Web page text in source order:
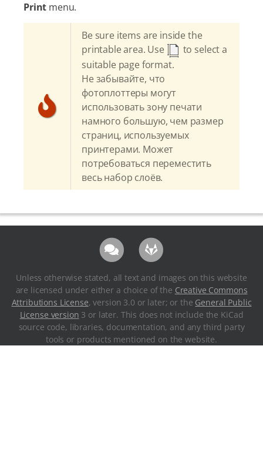
Print menu.
Be sure items are inside the
printable area. Use
to select a
suitable page format.
Не забывайте, что
фотоплоттеры могут
использовать зону печати
намного большую, чем размер
страниц, используемых
принтерами. Может
потребоваться переместить
весь набор слоёв.
Unless otherwise stated, all text and images on this website
are licensed under either a choice of the Creative Commons
Attributions License, version 3.0 or later; or the General Public
License version 3 or later. This does not include the KiCad
source code, libraries, documentation, and any third party
tools or products mentioned on the website.